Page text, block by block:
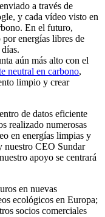
a través de
y cada vídeo visto en
En el futuro,
energías libres de
aún más alto con el
neutral en carbono,
limpio y crear
de datos eficiente
realizado numerosas
en energías limpias y
nuestro CEO Sundar
apoyo se centrará
en nuevas
ecológicos en Europa;
socios comerciales